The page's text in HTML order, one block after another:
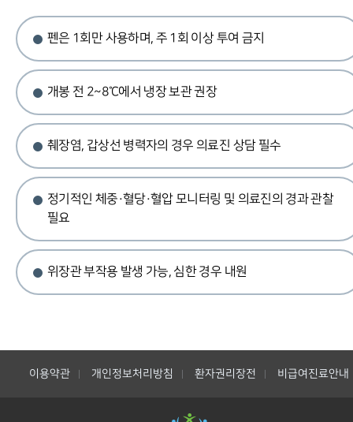
펜은 1회만 사용하며, 주 1회 이상 투여 금지
개봉 전 2~8℃에서 냉장 보관 권장
췌장염, 갑상선 병력자의 경우 의료진 상담 필수
정기적인 체중·혈당·혈압 모니터링 및 의료진의 경과 관찰
필요
위장관 부작용 발생 가능, 심한 경우 내원
이용약관 개인정보처리방침 환자권리장전 비급여진료안내